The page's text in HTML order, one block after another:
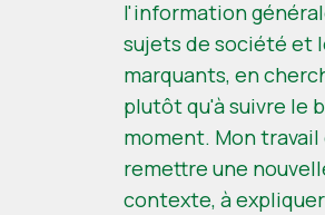
l'information
sujets de société et
marquants, en
plutôt qu'à suivre le
moment. Mon
remettre une
contexte, à